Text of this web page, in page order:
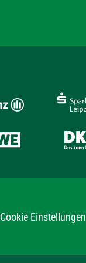
Cookie Einstellungen